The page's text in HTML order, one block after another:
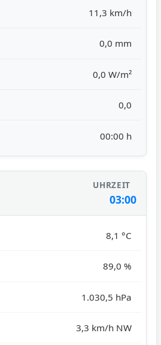
11,3 km/h
0,0 mm
0,0 W/m²
0,0
00:00 h
03:00
8,1 °C
89,0 %
1.030,5 hPa
3,3 km/h NW